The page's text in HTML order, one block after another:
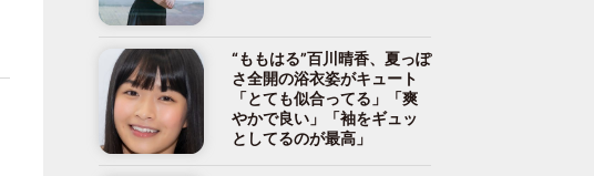
“ももはる”百川晴香、夏っぽ
さ全開の浴衣姿がキュート
「とても似合ってる」「爽
やかで良い」「袖をギュッ
としてるのが最高」